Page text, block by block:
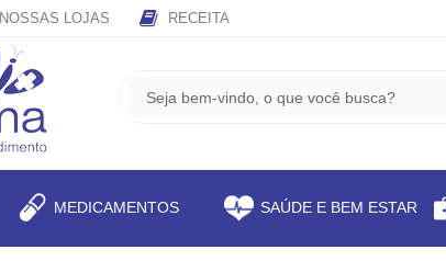
NOSSAS LOJAS RECEITA
MEDICAMENTOS SAÚDE E BEM ESTAR